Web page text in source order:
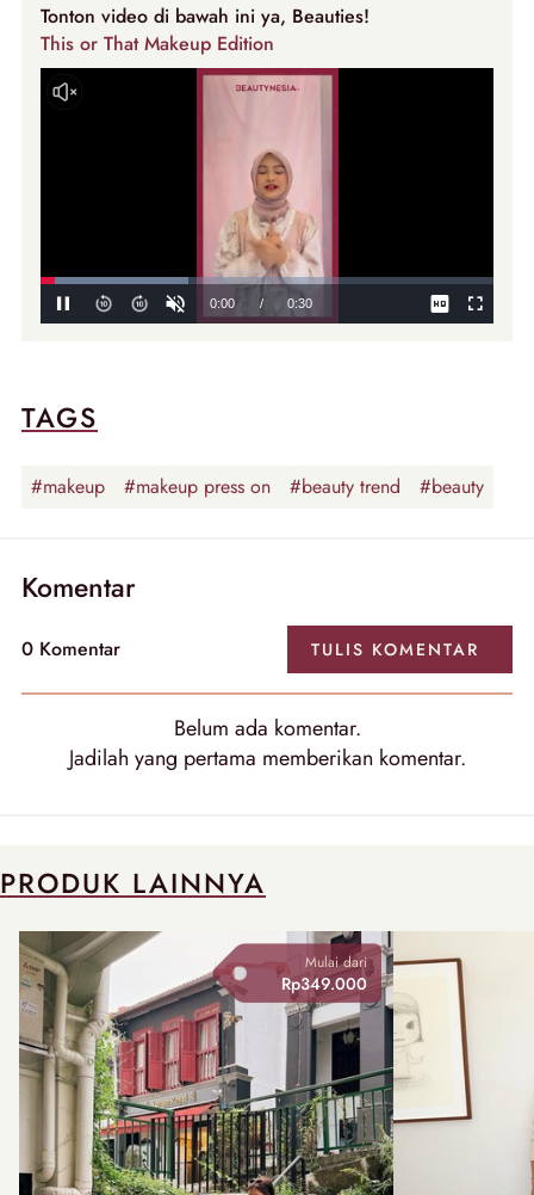
Tonton video di bawah ini ya, Beauties!
This or That Makeup Edition
TAGS
#makeup #makeup press on #beauty trend #beauty
Komentar
0 Komentar TULIS KOMENTAR
Belum ada komentar.
Jadilah yang pertama memberikan komentar.
PRODUK LAINNYA
Mulai dari
Rp349.000